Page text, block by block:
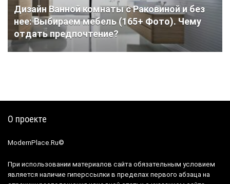
Дизайн Ванной комнаты с Раковиной и без
нее: Выбираем мебель (165+ Фото). Чему
отдать предпочтение?
О проекте
ModernPlace.Ru©
При использовании материалов сайта обязательным условием
является наличие гиперссылки в пределах первого абзаца на